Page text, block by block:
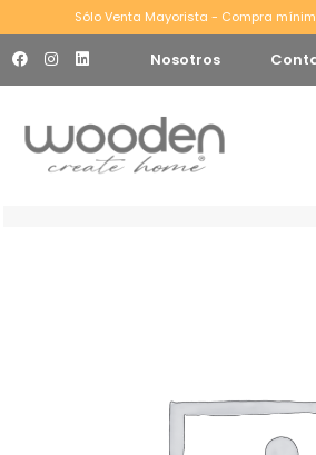
Sólo Venta Mayorista - Compra
Nosotros